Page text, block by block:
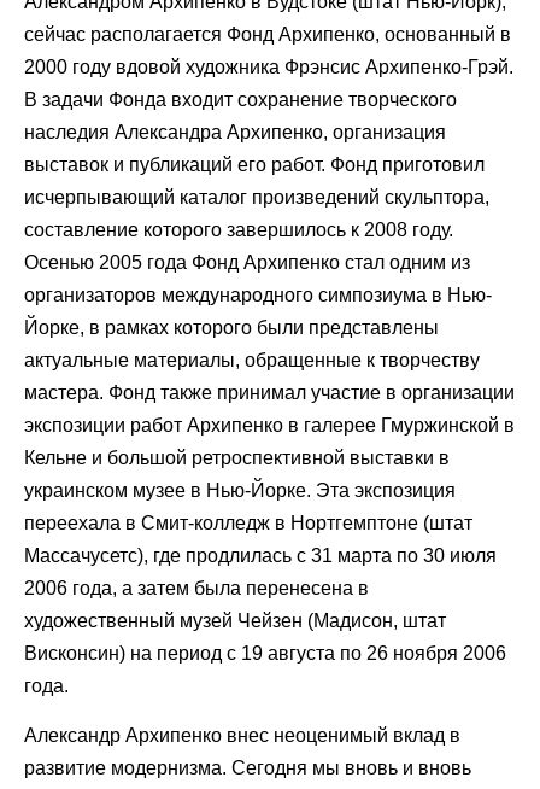
сейчас располагается Фонд Архипенко, основанный в
2000 году вдовой художника Фрэнсис Архипенко-Грэй.
В задачи Фонда входит сохранение творческого
наследия Александра Архипенко, организация
выставок и публикаций его работ. Фонд приготовил
исчерпывающий каталог произведений скульптора,
составление которого завершилось к 2008 году.
Осенью 2005 года Фонд Архипенко стал одним из
организаторов международного симпозиума в Нью-
Йорке, в рамках которого были представлены
актуальные материалы, обращенные к творчеству
мастера. Фонд также принимал участие в организации
экспозиции работ Архипенко в галерее Гмуржинской в
Кельне и большой ретроспективной выставки в
украинском музее в Нью-Йорке. Эта экспозиция
переехала в Смит-колледж в Нортгемптоне (штат
Массачусетс), где продлилась с 31 марта по 30 июля
2006 года, а затем была перенесена в
художественный музей Чейзен (Мадисон, штат
Висконсин) на период с 19 августа по 26 ноября 2006
года.
Александр Архипенко внес неоценимый вклад в
развитие модернизма. Сегодня мы вновь и вновь